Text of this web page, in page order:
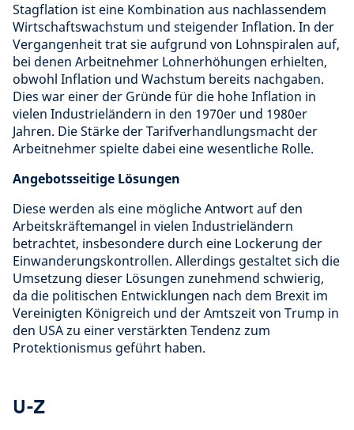
Stagflation ist eine Kombination aus nachlassendem
Wirtschaftswachstum und steigender Inflation. In der
Vergangenheit trat sie aufgrund von Lohnspiralen auf,
bei denen Arbeitnehmer Lohnerhöhungen erhielten,
obwohl Inflation und Wachstum bereits nachgaben.
Dies war einer der Gründe für die hohe Inflation in
vielen Industrieländern in den 1970er und 1980er
Jahren. Die Stärke der Tarifverhandlungsmacht der
Arbeitnehmer spielte dabei eine wesentliche Rolle.
Angebotsseitige Lösungen
Diese werden als eine mögliche Antwort auf den
Arbeitskräftemangel in vielen Industrieländern
betrachtet, insbesondere durch eine Lockerung der
Einwanderungskontrollen. Allerdings gestaltet sich die
Umsetzung dieser Lösungen zunehmend schwierig,
da die politischen Entwicklungen nach dem Brexit im
Vereinigten Königreich und der Amtszeit von Trump in
den USA zu einer verstärkten Tendenz zum
Protektionismus geführt haben.
U-Z